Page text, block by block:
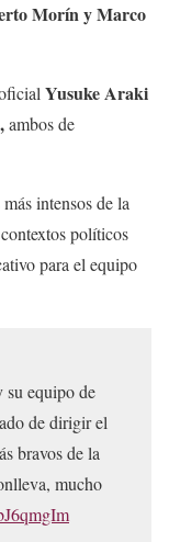
Morín y Marco
Yusuke Araki
ambos de
intensos de la
políticos
para el equipo
su equipo de
de dirigir el
bravos de la
mucho